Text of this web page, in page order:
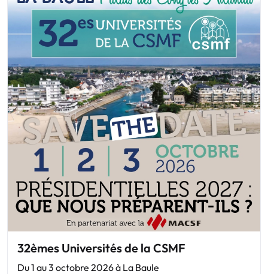
32èmes Universités de la CSMF
Du 1 au 3 octobre 2026 à La Baule